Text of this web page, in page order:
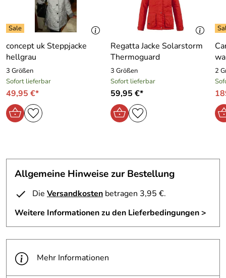
abtrennbare Kapuze
1 RV Innentasche
2 RV Einschubtaschen
innenliegende Taillenzugverstellung
Hersteller: MAUL Sport GmbH, Martin-Kollar-Str. 10,
81829 München, info@maul-sport.de
concept uk Steppjacke
hellgrau
3 Größen
Sofort lieferbar
49,95 €*
Regatta Jacke Solarstorm
Thermoguard
3 Größen
Sofort lieferbar
59,95 €*
2
Allgemeine Hinweise zur Bestellung
Die Versandkosten betragen 3,95 €.
Weitere Informationen zu den Lieferbedingungen >
Mehr Informationen